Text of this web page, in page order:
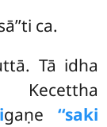
ca.
Tā idha
gaṇe ‘‘saki